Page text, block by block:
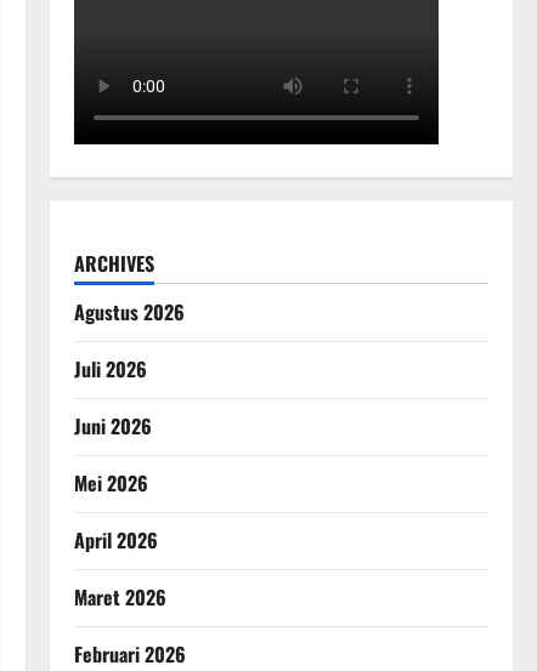
ARCHIVES
Agustus 2026
Juli 2026
Juni 2026
Mei 2026
April 2026
Maret 2026
Februari 2026